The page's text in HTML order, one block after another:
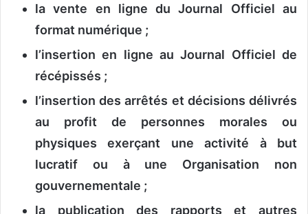
la vente en ligne du Journal Officiel au
format numérique ;
l’insertion en ligne au Journal Officiel de
récépissés ;
l’insertion des arrêtés et décisions délivrés
au profit de personnes morales ou
physiques exerçant une activité à but
lucratif ou à une Organisation non
gouvernementale ;
la publication des rapports et autres